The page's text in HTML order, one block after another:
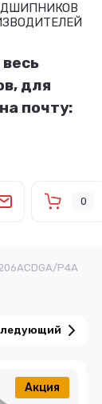
для
почту:
0
P4A
Акция